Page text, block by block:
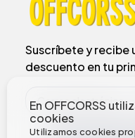
En OFFCORSS
cookies
Utilizamos cookies
Suscríbete y recibe
descuento en tu